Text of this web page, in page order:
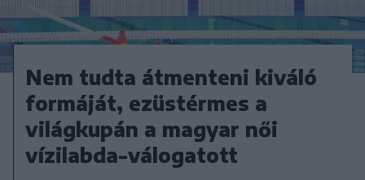
Nem tudta átmenteni kiváló
formáját, ezüstérmes a
világkupán a magyar női
vízilabda-válogatott